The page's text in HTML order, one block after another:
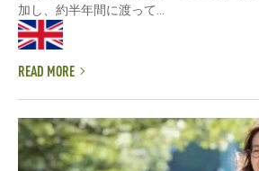
加し、約半年間に渡って...
READ MORE